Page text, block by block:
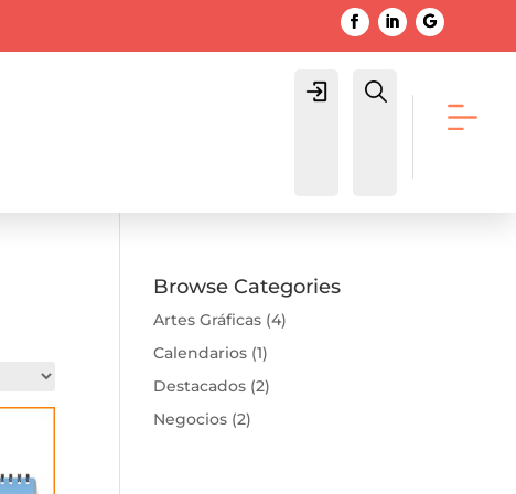
Login Buscar
Browse Categories
Artes Gráficas (4)
Calendarios (1)
Destacados (2)
Negocios (2)